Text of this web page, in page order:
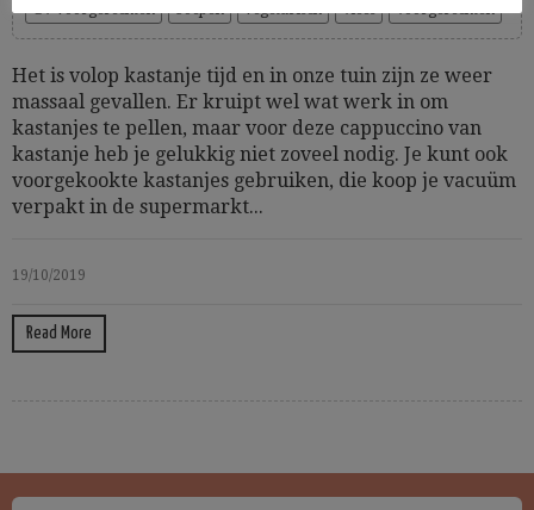
GV voorgerechten
Soepen vegetarisch Vlees Voorgerechten
Het is volop kastanje tijd en in onze tuin zijn ze weer
massaal gevallen. Er kruipt wel wat werk in om
kastanjes te pellen, maar voor deze cappuccino van
kastanje heb je gelukkig niet zoveel nodig. Je kunt ook
voorgekookte kastanjes gebruiken, die koop je vacuüm
verpakt in de supermarkt...
19/10/2019
Read More